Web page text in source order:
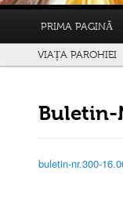
PRIMA PAGINĂ
VIAȚA PAROHIEI
Buletin-
buletin-nr.300-